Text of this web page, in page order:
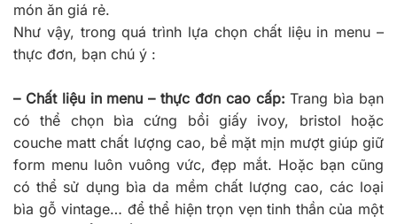
món ăn giá rẻ.
Như vậy, trong quá trình lựa chọn chất liệu in menu –
thực đơn, bạn chú ý :
– Chất liệu in menu – thực đơn cao cấp: Trang bìa bạn
có thể chọn bìa cứng bồi giấy ivoy, bristol hoặc
couche matt chất lượng cao, bề mặt mịn mượt giúp giữ
form menu luôn vuông vức, đẹp mắt. Hoặc bạn cũng
có thể sử dụng bìa da mềm chất lượng cao, các loại
bìa gỗ vintage… để thể hiện trọn vẹn tinh thần của một